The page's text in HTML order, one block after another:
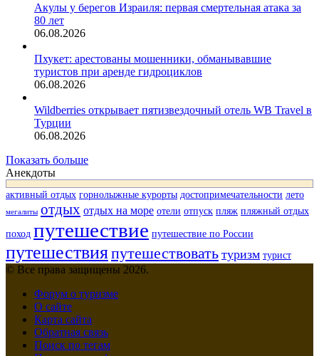
Акулы у берегов Израиля: первая смертельная атака за
80 лет
06.08.2026
Пхукет: арестованы мошенники, обманывавшие
туристов при аренде гидроциклов
06.08.2026
Wildberries открывает пятизвездочный отель WB Travel в
Турции
06.08.2026
Показать больше
Анекдоты
активный отдых горнолыжные курорты достопримечательности лето
мегалиты отдых отдых на море отели отпуск пляж пляжный отдых
поход путешествие путешествие по России
путешествияпутешествовать туризм турист
© Все права защищены 2026.
Форум о туризме
О сайте
Карта сайта
Обратная связь
Поиск по тегам